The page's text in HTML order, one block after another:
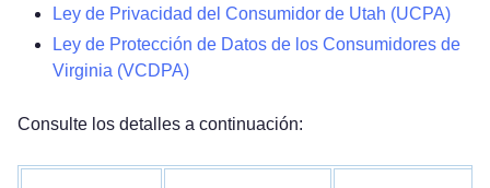
Ley de Privacidad del Consumidor de Utah (UCPA)
Ley de Protección de Datos de los Consumidores de
Virginia (VCDPA)
Consulte los detalles a continuación: